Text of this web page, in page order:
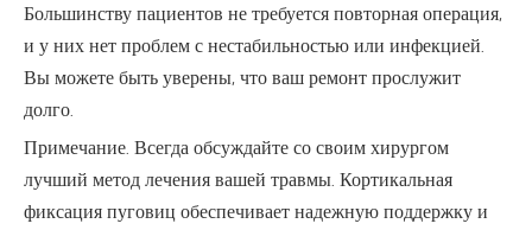
Большинству пациентов не требуется повторная операция,
и у них нет проблем с нестабильностью или инфекцией.
Вы можете быть уверены, что ваш ремонт прослужит
долго.
Примечание. Всегда обсуждайте со своим хирургом
лучший метод лечения вашей травмы. Кортикальная
фиксация пуговиц обеспечивает надежную поддержку и